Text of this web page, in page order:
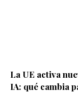
La UE activa
IA: qué cambia